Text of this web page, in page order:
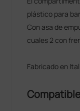
plástico para
Con asa de
cuales 2 con
Fabricado en